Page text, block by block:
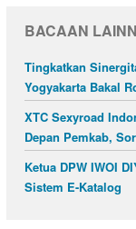
BACAAN
Tingkatkan
Yogyakarta Bakal
XTC Sexyroad
Depan Pemkab,
Ketua DPW IWOI
Sistem E-Katalog